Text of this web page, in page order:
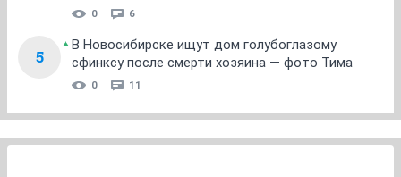
0 6
5
В Новосибирске ищут дом голубоглазому
сфинксу после смерти хозяина — фото Тима
0 11